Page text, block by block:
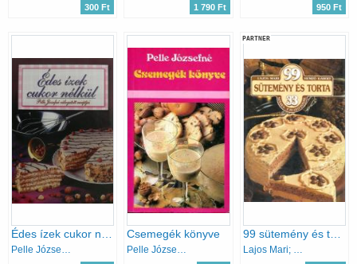
300 Ft 1 790 Ft 950 Ft
Pelle Józsefné
Csemegék könyve
Pelle Józsefné
PARTNER
99 sütemény és torta 33 színes ételfotóval
Lajos Mari; Hemző Károly